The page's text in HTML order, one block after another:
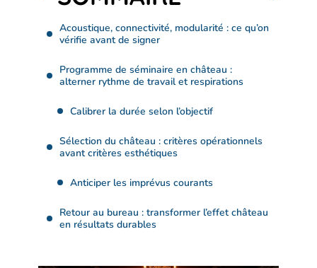
Acoustique, connectivité, modularité : ce qu’on
vérifie avant de signer
Programme de séminaire en château :
alterner rythme de travail et respirations
Calibrer la durée selon l’objectif
Sélection du château : critères opérationnels
avant critères esthétiques
Anticiper les imprévus courants
Retour au bureau : transformer l’effet château
en résultats durables